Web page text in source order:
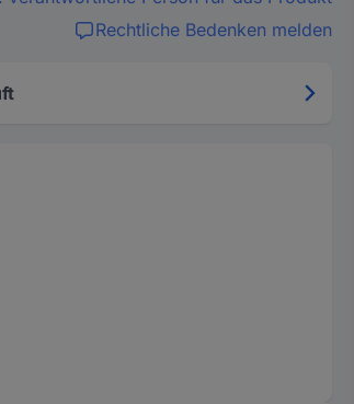
Rechtliche Bedenken melden